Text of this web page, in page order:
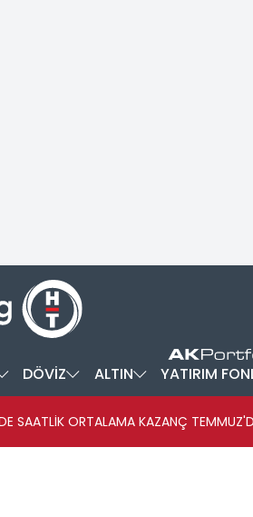
DÖVİZ ALTIN YATIRIM
SAATLİK ORTALAMA KAZANÇ